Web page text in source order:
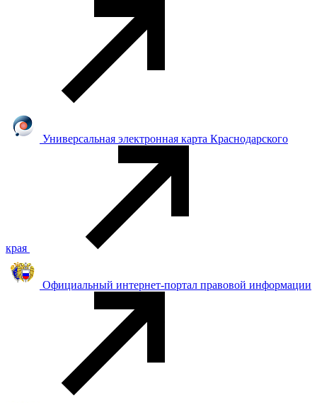
Универсальная электронная карта Краснодарского
края
Официальный интернет-портал правовой информации